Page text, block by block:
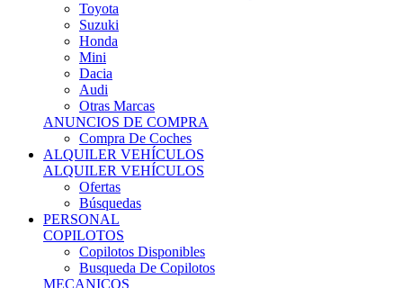
Honda
Mini
Dacia
Audi
Otras Marcas
ANUNCIOS DE COMPRA
Compra De Coches
ALQUILER VEHÍCULOS
ALQUILER VEHÍCULOS
Ofertas
Búsquedas
PERSONAL
COPILOTOS
Copilotos Disponibles
Busqueda De Copilotos
MECANICOS
Mecánicos Disponibles